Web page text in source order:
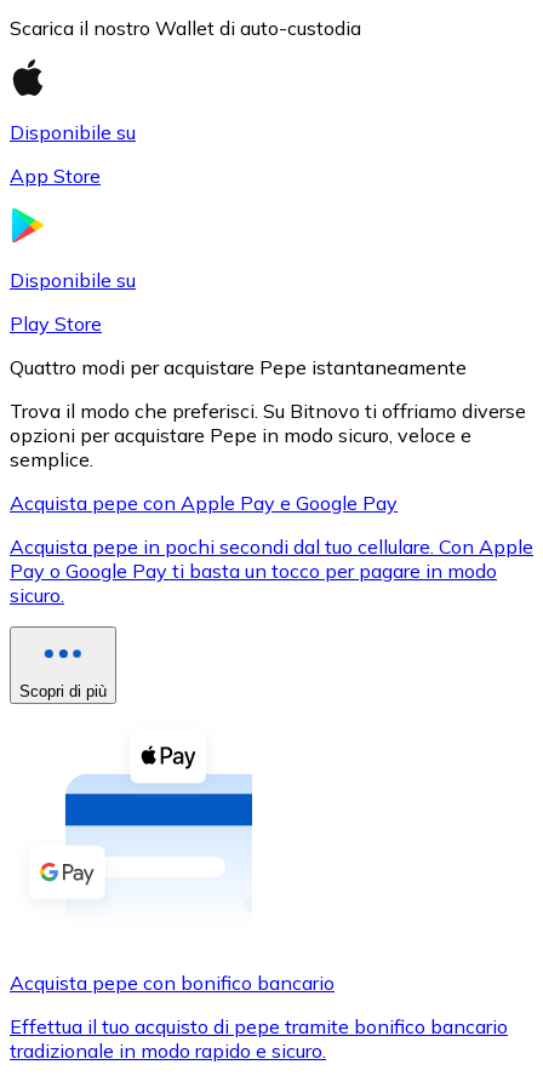
XRP
XRP
Vedi tutto
Buoni cripto
Acquista criptovalute in contanti e altri mezzi di
Acquista con contanti
Bonifico SEPA
Usa le carte Visa e Mastercard per acquistare
Scarica il nostro Wallet di auto-custodia
Disponibile su
App Store
Disponibile su
Play Store
Quattro modi per acquistare Pepe istantaneamente
Trova il modo che preferisci. Su Bitnovo ti offriamo diverse
opzioni per acquistare Pepe in modo sicuro, veloce e
semplice.
Acquista pepe con Apple Pay e Google Pay
Acquista pepe in pochi secondi dal tuo cellulare. Con Apple
Pay o Google Pay ti basta un tocco per pagare in modo
sicuro.
Scopri di più
Acquista pepe con bonifico bancario
Effettua il tuo acquisto di pepe tramite bonifico bancario
tradizionale in modo rapido e sicuro.